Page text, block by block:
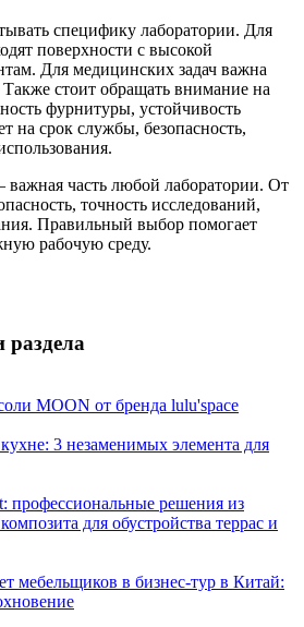
специфику лаборатории. Для
поверхности с высокой
Для медицинских задач важна
стоит обращать внимание на
фурнитуры, устойчивость
на срок службы, безопасность,
важная часть любой лаборатории. От
точность исследований,
Правильный выбор помогает
рабочую среду.
раздела
MOON от бренда lulu'space
3 незаменимых элемента для
профессиональные решения из
для обустройства террас и
мебельщиков в бизнес-тур в Китай: